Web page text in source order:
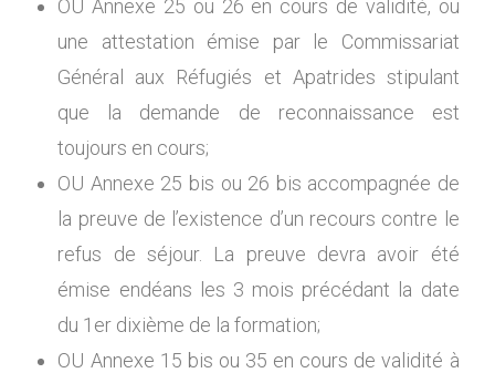
OU Annexe 25 ou 26 en cours de validité, ou
une attestation émise par le Commissariat
Général aux Réfugiés et Apatrides stipulant
que la demande de reconnaissance est
toujours en cours;
OU Annexe 25 bis ou 26 bis accompagnée de
la preuve de l’existence d’un recours contre le
refus de séjour. La preuve devra avoir été
émise endéans les 3 mois précédant la date
du 1er dixième de la formation;
OU Annexe 15 bis ou 35 en cours de validité à